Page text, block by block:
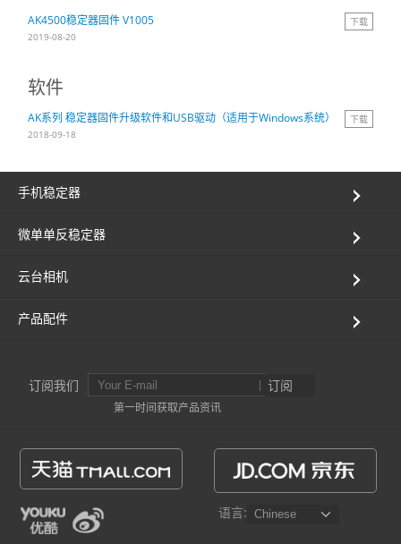
Vimble 2
G6 MAX
AK2000S
AK4500
AK2000
G6 Plus
AK4500稳定器固件 V1005
下载
2019-08-20
软件
AK系列 稳定器固件升级软件和USB驱动（适用于Windows系统）
下载
2018-09-18
手机稳定器
微单单反稳定器
云台相机
产品配件
订阅我们 订阅
第一时间获取产品资讯
语言: